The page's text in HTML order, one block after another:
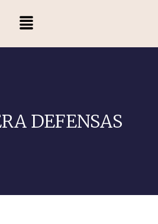
DEFENSAS